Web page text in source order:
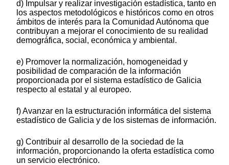
d) Impulsar y realizar investigación estadística, tanto en
los aspectos metodológicos e históricos como en otros
ámbitos de interés para la Comunidad Autónoma que
contribuyan a mejorar el conocimiento de su realidad
demográfica, social, económica y ambiental.
e) Promover la normalización, homogeneidad y
posibilidad de comparación de la información
proporcionada por el sistema estadístico de Galicia
respecto al estatal y al europeo.
f) Avanzar en la estructuración informática del sistema
estadístico de Galicia y de los sistemas de información.
g) Contribuir al desarrollo de la sociedad de la
información, proporcionando la oferta estadística como
un servicio electrónico.